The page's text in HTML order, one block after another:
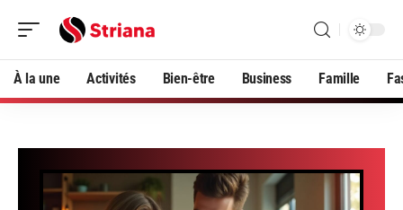
À la une Activités Bien-être Business Famille